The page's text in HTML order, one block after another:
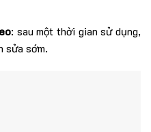
: sau một thời gian sử dụng,
sửa sớm.